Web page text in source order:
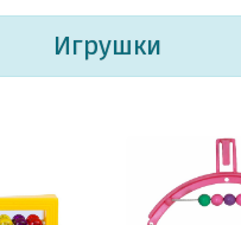
Игрушки